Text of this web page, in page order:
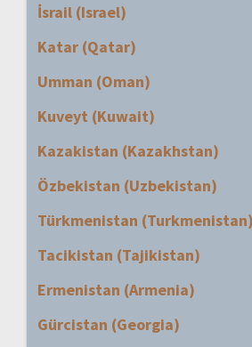
İsrail (Israel)
Katar (Qatar)
Umman (Oman)
Kuveyt (Kuwait)
Kazakistan (Kazakhstan)
Özbekistan (Uzbekistan)
Türkmenistan (Turkmenistan)
Tacikistan (Tajikistan)
Ermenistan (Armenia)
Gürcistan (Georgia)